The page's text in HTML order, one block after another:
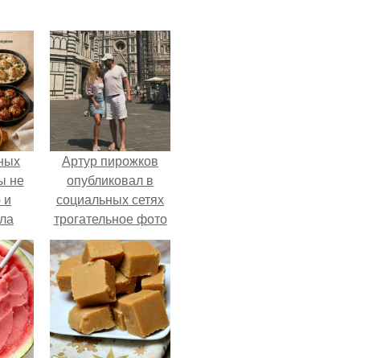
не
и
Артур пирожков
опубликовал в
социальных сетях
трогательное фото
с супругой
Анжеликой,
сделанное во
время их недавнего
путешествия в
Италию.